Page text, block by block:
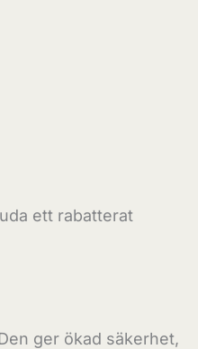
ett rabatterat
ger ökad säkerhet,